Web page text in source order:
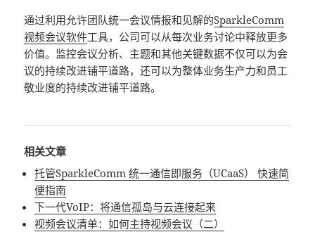
通过利用允许团队统一会议情报和见解的SparkleComm
视频会议软件工具，公司可以从每次业务讨论中释放更多
价值。监控会议分析、主题和其他关键数据不仅可以为会
议的持续改进铺平道路，还可以为整体业务生产力和员工
敬业度的持续改进铺平道路。
相关文章
托管SparkleComm 统一通信即服务（UCaaS） 快速简
便指南
下一代VoIP：将通信孤岛与云连接起来
视频会议清单：如何主持视频会议（二）